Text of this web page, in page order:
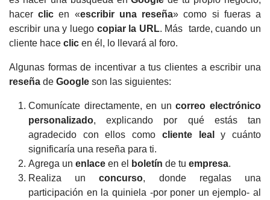
hacerclic en «escribir una reseña» como si fueras a
escribir una y luego copiar la URL. Más tarde, cuando un
cliente hace clic en él, lo llevará al foro.
Algunas formas de incentivar a tus clientes a escribir una
reseña de Google son las siguientes:
Comunícate directamente, en uncorreo electrónico
personalizado, explicando por qué estás tan
agradecido con ellos como cliente leal
y cuánto
significaría una reseña para ti.
Agrega un enlace en el boletín de tu empresa.
Realiza unconcurso, donde regalas una
participación en la quiniela -por poner un ejemplo- al